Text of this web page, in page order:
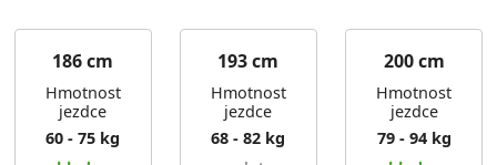
186 cm
Hmotnost
jezdce
60 - 75 kg
193 cm
Hmotnost
jezdce
68 - 82 kg
200 cm
Hmotnost
jezdce
79 - 94 kg